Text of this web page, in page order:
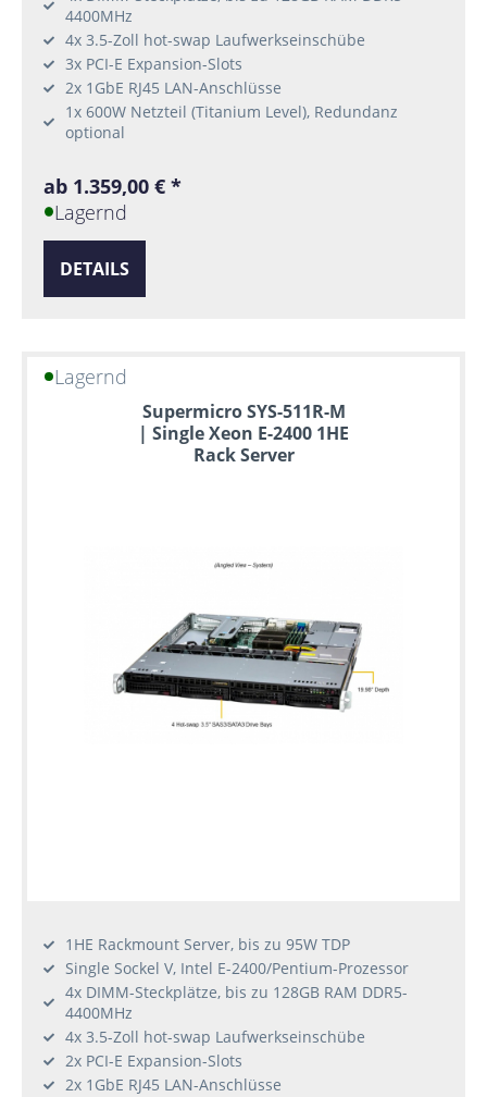
4400MHz
4x 3.5-Zoll hot-swap Laufwerkseinschübe
3x PCI-E Expansion-Slots
2x 1GbE RJ45 LAN-Anschlüsse
1x 600W Netzteil (Titanium Level), Redundanz
optional
ab 1.359,00 € *
Lagernd
DETAILS
Lagernd
Supermicro SYS-511R-M
| Single Xeon E-2400 1HE
Rack Server
1HE Rackmount Server, bis zu 95W TDP
Single Sockel V, Intel E-2400/Pentium-Prozessor
4x DIMM-Steckplätze, bis zu 128GB RAM DDR5-
4400MHz
4x 3.5-Zoll hot-swap Laufwerkseinschübe
2x PCI-E Expansion-Slots
2x 1GbE RJ45 LAN-Anschlüsse